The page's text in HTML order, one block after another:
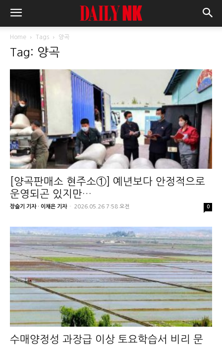
Home Tags 양곡
Tag: 양곡
[양곡판매소 현주소①] 예년보다 안정적으로
운영되곤 있지만…
장슬기 기자 · 이채은 기자 - 2026.05.26 7:58 오전 0
수매양정성 과장급 이상 토요학습서 비리 문